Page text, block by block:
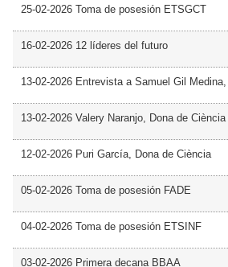
25-02-2026 Toma de posesión ETSGCT
16-02-2026 12 líderes del futuro
13-02-2026 Entrevista a Samuel Gil
13-02-2026 Valery Naranjo, Dona de Ciència
12-02-2026 Puri García, Dona de Ciència
05-02-2026 Toma de posesión FADE
04-02-2026 Toma de posesión ETSINF
03-02-2026 Primera decana BBAA